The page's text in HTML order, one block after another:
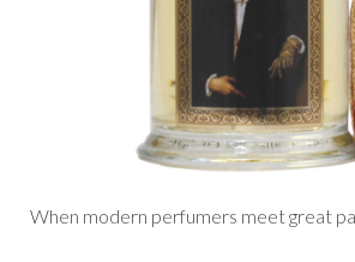
When modern perfumers meet great